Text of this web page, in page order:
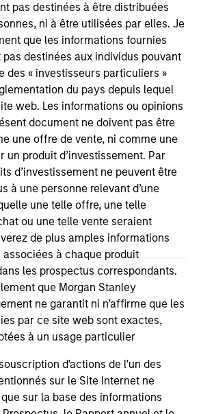
pas destinées à être distribuées
ni à être utilisées par elles. Je
que les informations fournies
destinées aux individus pouvant
des « investisseurs particuliers »
du pays depuis lequel
web. Les informations ou opinions
document ne doivent pas être
une offre de vente, ni comme une
un produit d’investissement. Par
d’investissement ne peuvent être
à une personne relevant d’une
une telle offre, une telle
ou une telle vente seraient
de plus amples informations
à chaque produit
les prospectus correspondants.
que Morgan Stanley
ne garantit ni n’affirme que les
par ce site web sont exactes,
à un usage particulier
d'actions de l'un des
sur le Site Internet ne
sur la base des informations
above is provided for informational
only. There is no guarantee that
resulted in positive performance
or will perform well in the future (for
trademarks and service marks above
respective owners. The information
been authorized, sponsored, or
by such owners. By clicking on any
agree that you are navigating to a
providing these hyperlinks to you
and the inclusion of any hyperlink is
any endorsement, approval,
or monitoring by us of any
in any hyperlinked site. In no event
for the information contained on
such site.